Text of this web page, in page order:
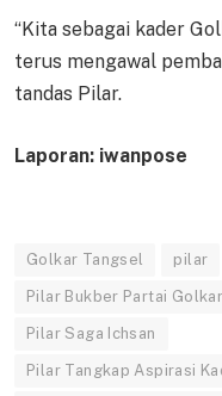
“Kita sebagai kader
terus mengawal
tandas Pilar.
Laporan: iwanpose
Golkar Tangsel pilar
Pilar Bukber Partai
Pilar Saga Ichsan
Pilar Tangkap Aspirasi